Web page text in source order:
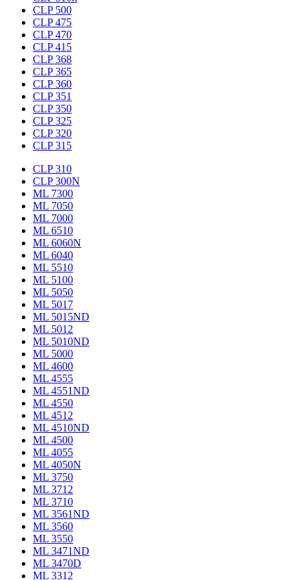
CLP 500
CLP 475
CLP 470
CLP 415
CLP 368
CLP 365
CLP 360
CLP 351
CLP 350
CLP 325
CLP 320
CLP 315
CLP 310
CLP 300N
ML 7300
ML 7050
ML 7000
ML 6510
ML 6060N
ML 6040
ML 5510
ML 5100
ML 5050
ML 5017
ML 5015ND
ML 5012
ML 5010ND
ML 5000
ML 4600
ML 4555
ML 4551ND
ML 4550
ML 4512
ML 4510ND
ML 4500
ML 4055
ML 4050N
ML 3750
ML 3712
ML 3710
ML 3561ND
ML 3560
ML 3550
ML 3471ND
ML 3470D
ML 3312